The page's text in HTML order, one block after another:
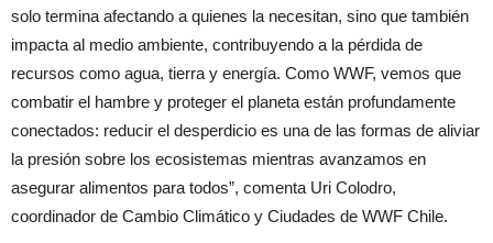
solo termina afectando a quienes la necesitan, sino que también
impacta al medio ambiente, contribuyendo a la pérdida de
recursos como agua, tierra y energía. Como WWF, vemos que
combatir el hambre y proteger el planeta están profundamente
conectados: reducir el desperdicio es una de las formas de aliviar
la presión sobre los ecosistemas mientras avanzamos en
asegurar alimentos para todos”, comenta Uri Colodro,
coordinador de Cambio Climático y Ciudades de WWF Chile.